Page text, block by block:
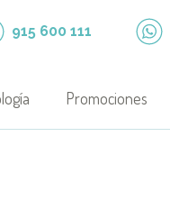
915 600 111
Promociones